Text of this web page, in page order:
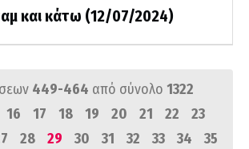
και κάτω (12/07/2024)
449-464 από σύνολο 1322
16 17 18 19 20 21 22
23
28 29 30 31 32 33 34
35